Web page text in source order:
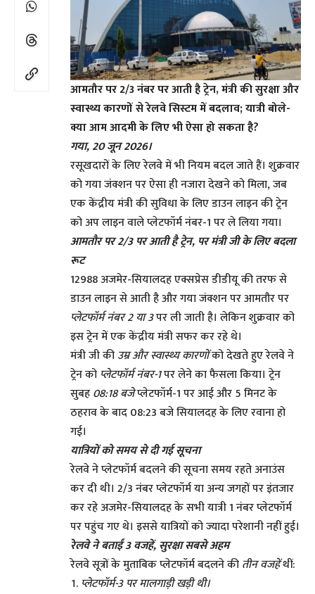
आमतौर पर 2/3 नंबर पर आती है ट्रेन, मंत्री की सुरक्षा और
स्वास्थ्य कारणों से रेलवे सिस्टम में बदलाव; यात्री बोले-
क्या आम आदमी के लिए भी ऐसा हो सकता है?
गया, 20 जून 2026।
रसूखदारों के लिए रेलवे में भी नियम बदल जाते हैं। शुक्रवार
को गया जंक्शन पर ऐसा ही नजारा देखने को मिला, जब
एक केंद्रीय मंत्री की सुविधा के लिए डाउन लाइन की ट्रेन
को अप लाइन वाले प्लेटफॉर्म नंबर-1 पर ले लिया गया।
आमतौर पर 2/3 पर आती है ट्रेन, पर मंत्री जी के लिए बदला
रूट
12988 अजमेर-सियालदह एक्सप्रेस डीडीयू की तरफ से
डाउन लाइन से आती है और गया जंक्शन पर आमतौर पर
प्लेटफॉर्म नंबर 2 या 3पर ली जाती है। लेकिन शुक्रवार को
इस ट्रेन में एक केंद्रीय मंत्री सफर कर रहे थे।
मंत्री जी कीउम्र और स्वास्थ्य कारणोंको देखते हुए रेलवे ने
ट्रेन को प्लेटफॉर्म नंबर-1पर लेने का फैसला किया। ट्रेन
सुबह08:18 बजेप्लेटफॉर्म-1 पर आई और 5 मिनट के
ठहराव के बाद 08:23 बजे सियालदह के लिए रवाना हो
गई।
यात्रियों को समय से दी गई सूचना
रेलवे ने प्लेटफॉर्म बदलने की सूचना समय रहते अनाउंस
कर दी थी। 2/3 नंबर प्लेटफॉर्म या अन्य जगहों पर इंतजार
कर रहे अजमेर-सियालदह के सभी यात्री 1 नंबर प्लेटफॉर्म
पर पहुंच गए थे। इससे यात्रियों को ज्यादा परेशानी नहीं हुई।
रेलवे ने बताईं 3 वजहें, सुरक्षा सबसे अहम
रेलवे सूत्रों के मुताबिक प्लेटफॉर्म बदलने कीतीन वजहेंथीं:
प्लेटफॉर्म-3 पर मालगाड़ी खड़ी थी।